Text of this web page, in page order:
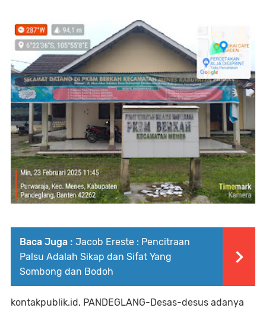
Baca Juga : Jacob Ereste : Pencitraan
Palsu Adalah Sikap dan Sifat Yang
Sombong dan Bodoh
kontakpublik.id, PANDEGLANG-Desas-desus adanya